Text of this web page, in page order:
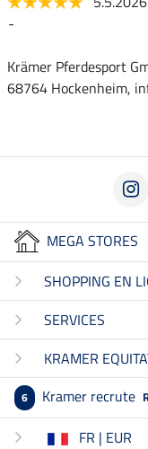
-
Krämer Pferdesport
68764 Hockenheim,
MEGA STORES
SHOPPING EN
SERVICES
KRAMER
6 Kramer recrute
FR | EUR